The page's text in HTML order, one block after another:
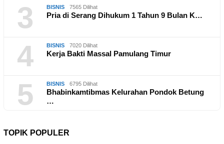
3 BISNIS 7565 Dilihat
Pria di Serang Dihukum 1 Tahun 9 Bulan K…
4 BISNIS 7020 Dilihat
Kerja Bakti Massal Pamulang Timur
5 BISNIS 6795 Dilihat
Bhabinkamtibmas Kelurahan Pondok Betung
…
TOPIK POPULER